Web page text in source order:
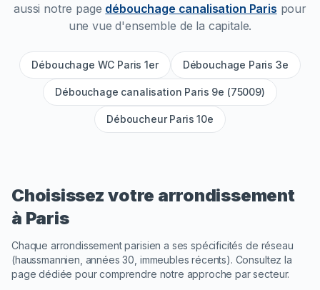
aussi notre page débouchage canalisation Paris pour
une vue d'ensemble de la capitale.
Débouchage WC Paris 1er Débouchage Paris 3e
Débouchage canalisation Paris 9e (75009)
Déboucheur Paris 10e
Choisissez votre arrondissement
à Paris
Chaque arrondissement parisien a ses spécificités de réseau
(haussmannien, années 30, immeubles récents). Consultez la
page dédiée pour comprendre notre approche par secteur.